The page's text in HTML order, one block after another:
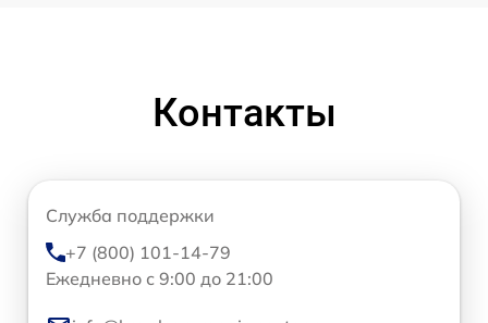
Контакты
Служба поддержки
+7 (800) 101-14-79
Ежедневно с 9:00 до 21:00